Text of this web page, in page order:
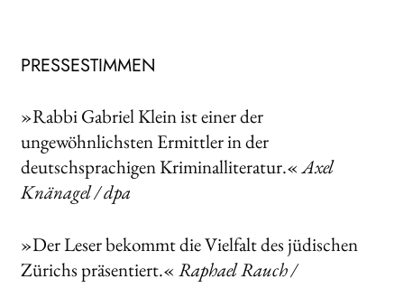
PRESSESTIMMEN
»Rabbi Gabriel Klein ist einer der
ungewöhnlichsten Ermittler in der
deutschsprachigen Kriminalliteratur.«Axel
Knänagel / dpa
»Der Leser bekommt die Vielfalt des jüdischen
Zürichs präsentiert.« Raphael Rauch /